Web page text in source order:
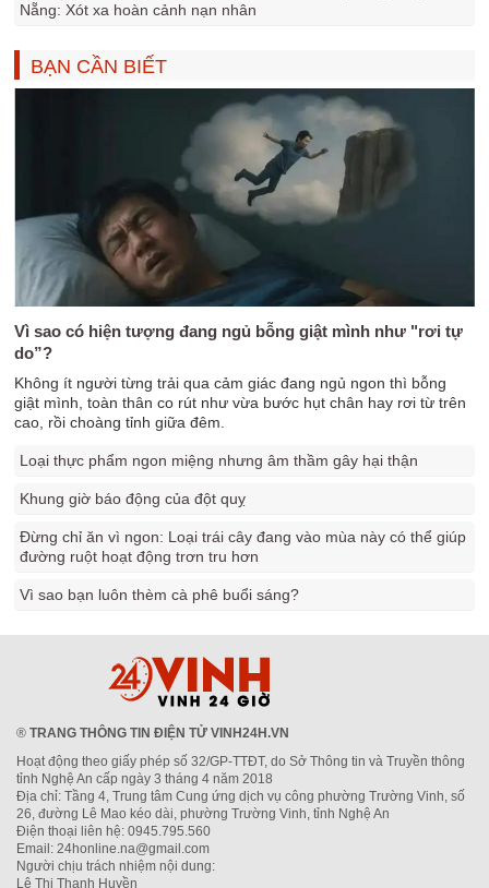
Nẵng: Xót xa hoàn cảnh nạn nhân
BẠN CẦN BIẾT
Vì sao có hiện tượng đang ngủ bỗng giật mình như "rơi tự
do”?
Không ít người từng trải qua cảm giác đang ngủ ngon thì bỗng
giật mình, toàn thân co rút như vừa bước hụt chân hay rơi từ trên
cao, rồi choàng tỉnh giữa đêm.
Loại thực phẩm ngon miệng nhưng âm thầm gây hại thận
Khung giờ báo động của đột quỵ
Đừng chỉ ăn vì ngon: Loại trái cây đang vào mùa này có thể giúp
đường ruột hoạt động trơn tru hơn
Vì sao bạn luôn thèm cà phê buổi sáng?
® TRANG THÔNG TIN ĐIỆN TỬ VINH24H.VN
Hoạt động theo giấy phép số 32/GP-TTĐT, do Sở Thông tin và Truyền thông
tỉnh Nghệ An cấp ngày 3 tháng 4 năm 2018
Địa chỉ: Tầng 4, Trung tâm Cung ứng dịch vụ công phường Trường Vinh, số
26, đường Lê Mao kéo dài, phường Trường Vinh, tỉnh Nghệ An
Điện thoại liên hệ: 0945.795.560
Email: 24honline.na@gmail.com
Người chịu trách nhiệm nội dung:
Lê Thị Thanh Huyền